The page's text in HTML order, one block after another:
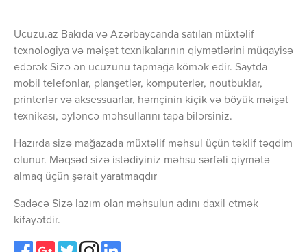
Ucuzu.az Bakıda və Azərbaycanda satılan müxtəlif
texnologiya və məişət texnikalarının qiymətlərini müqayisə
edərək Sizə ən ucuzunu tapmağa kömək edir. Saytda
mobil telefonlar, planşetlər, komputerlər, noutbuklar,
printerlər və aksessuarlar, həmçinin kiçik və böyük məişət
texnikası, əyləncə məhsullarını tapa bilərsiniz.
Hazırda sizə mağazada müxtəlif məhsul üçün təklif təqdim
olunur. Məqsəd sizə istədiyiniz məhsu sərfəli qiymətə
almaq üçün şərait yaratmaqdır
Sadəcə Sizə lazım olan məhsulun adını daxil etmək
kifayətdir.